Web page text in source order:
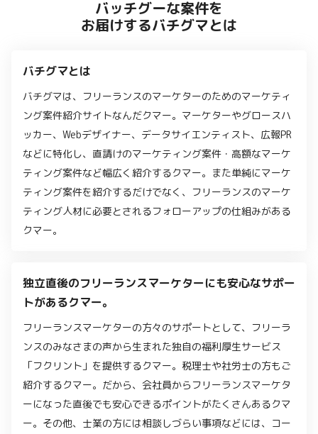
バッチグーな案件を
お届けするバチグマとは
バチグマとは
バチグマは、フリーランスのマーケターのためのマーケティ
ング案件紹介サイトなんだクマー。マーケターやグロースハ
ッカー、Webデザイナー、データサイエンティスト、広報PR
などに特化し、直請けのマーケティング案件・高額なマーケ
ティング案件など幅広く紹介するクマー。また単純にマーケ
ティング案件を紹介するだけでなく、フリーランスのマーケ
ティング人材に必要とされるフォローアップの仕組みがある
クマー。
独立直後のフリーランスマーケターにも安心なサポー
トがあるクマー。
フリーランスマーケターの方々のサポートとして、フリーラ
ンスのみなさまの声から生まれた独自の福利厚生サービス
「フクリント」を提供するクマー。税理士や社労士の方もご
紹介するクマー。だから、会社員からフリーランスマーケタ
ーになった直後でも安心できるポイントがたくさんあるクマ
ー。その他、士業の方には相談しづらい事項などには、コー